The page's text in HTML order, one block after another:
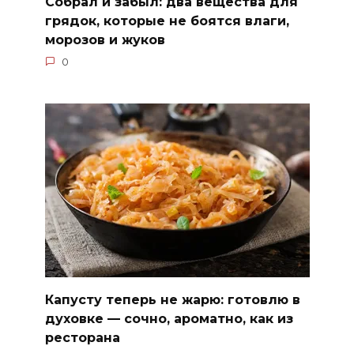
грядок, которые не боятся влаги,
морозов и жуков
0
Капусту теперь не жарю: готовлю в
духовке — сочно, ароматно, как из
ресторана